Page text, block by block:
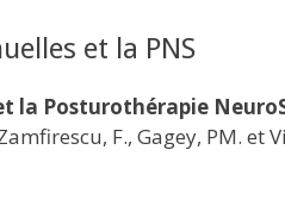
et la PNS
la Posturothérapie
F., Gagey, PM. et